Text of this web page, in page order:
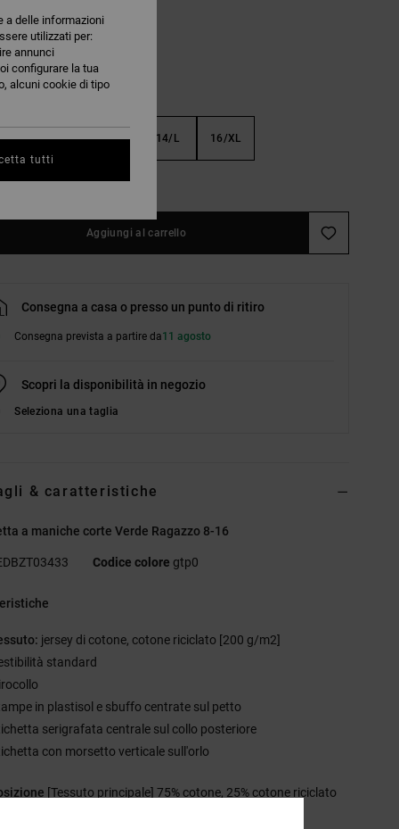
10/S 12/M 14/L 16/XL
la guida alle taglie
Aggiungi al carrello
Consegna a casa o presso un punto di ritiro
Consegna prevista a partire da11 agosto
Scopri la disponibilità in negozio
Seleziona una taglia
& caratteristiche
a maniche corte Verde Ragazzo 8-16
Codice colore gtp0
jersey di cotone, cotone riciclato [200 g/m2]
standard
in plastisol e sbuffo centrate sul petto
serigrafata centrale sul collo posteriore
con morsetto verticale sull'orlo
[Tessuto principale] 75% cotone, 25% cotone riciclato
a delle informazioni
utilizzati per:
annunci
configurare la tua
alcuni cookie di tipo
tutti